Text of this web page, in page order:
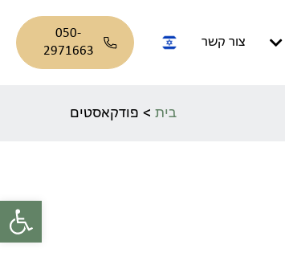
פתח
צור קשר
050-
2971663
בית > פודקאסטים